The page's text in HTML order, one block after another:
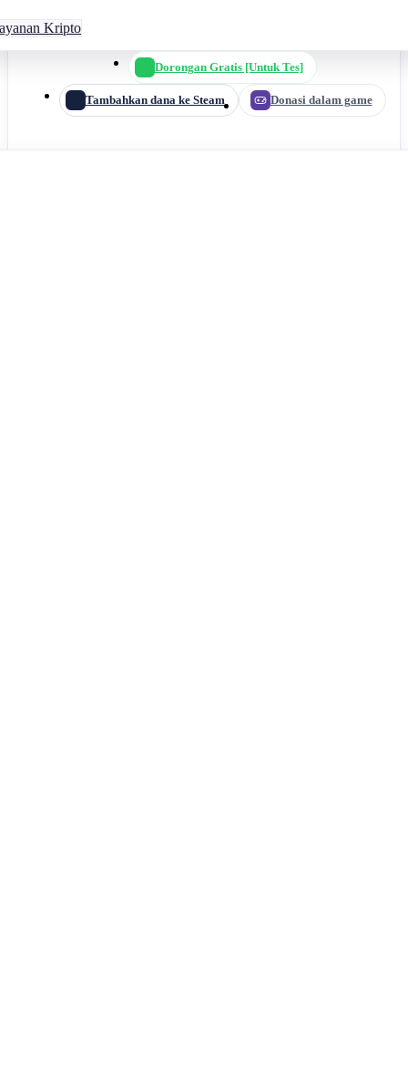
Kripto
Dorongan Gratis [Untuk Tes]
Tambahkan dana ke Steam Donasi dalam game